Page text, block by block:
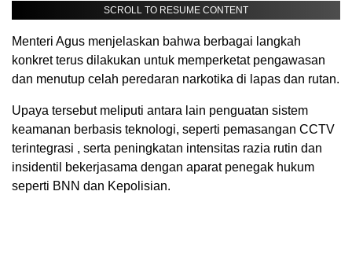
SCROLL TO RESUME CONTENT
Menteri Agus menjelaskan bahwa berbagai langkah
konkret terus dilakukan untuk memperketat pengawasan
dan menutup celah peredaran narkotika di lapas dan rutan.
Upaya tersebut meliputi antara lain penguatan sistem
keamanan berbasis teknologi, seperti pemasangan CCTV
terintegrasi , serta peningkatan intensitas razia rutin dan
insidentil bekerjasama dengan aparat penegak hukum
seperti BNN dan Kepolisian.